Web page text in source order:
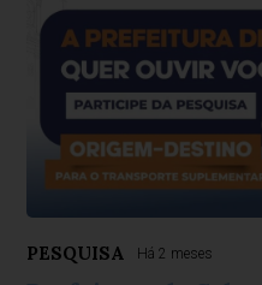
PESQUISA Há 2 meses